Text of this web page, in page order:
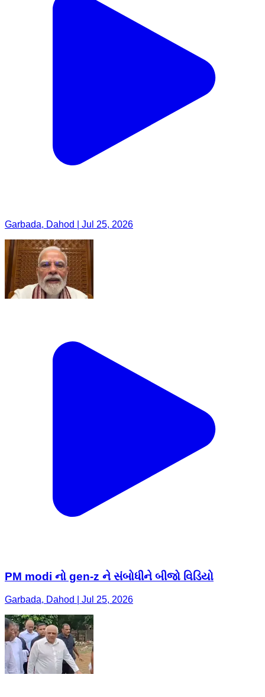
Garbada, Dahod | Jul 25, 2026
PM modi નો gen-z ને સંબોધીને બીજો વિડિયો
Garbada, Dahod | Jul 25, 2026